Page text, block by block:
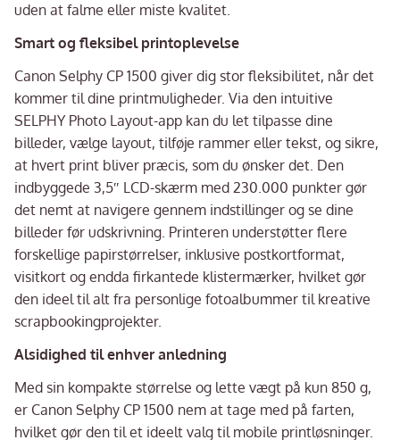
uden at falme eller miste kvalitet.
Smart og fleksibel printoplevelse
Canon Selphy CP 1500 giver dig stor fleksibilitet, når det
kommer til dine printmuligheder. Via den intuitive
SELPHY Photo Layout-app kan du let tilpasse dine
billeder, vælge layout, tilføje rammer eller tekst, og sikre,
at hvert print bliver præcis, som du ønsker det. Den
indbyggede 3,5″ LCD-skærm med 230.000 punkter gør
det nemt at navigere gennem indstillinger og se dine
billeder før udskrivning. Printeren understøtter flere
forskellige papirstørrelser, inklusive postkortformat,
visitkort og endda firkantede klistermærker, hvilket gør
den ideel til alt fra personlige fotoalbummer til kreative
scrapbookingprojekter.
Alsidighed til enhver anledning
Med sin kompakte størrelse og lette vægt på kun 850 g,
er Canon Selphy CP 1500 nem at tage med på farten,
hvilket gør den til et ideelt valg til mobile printløsninger.